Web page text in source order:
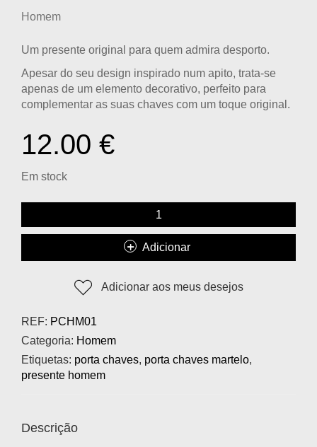
Homem
Um presente original para quem admira desporto.
Apesar do seu design inspirado num apito, trata-se
apenas de um elemento decorativo, perfeito para
complementar as suas chaves com um toque original.
12.00 €
Em stock
Adicionar
Adicionar aos meus desejos
REF: PCHM01
Categoria: Homem
Etiquetas: porta chaves, porta chaves martelo,
presente homem
Descrição